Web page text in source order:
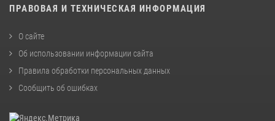
ПРАВОВАЯ И ТЕХНИЧЕСКАЯ ИНФОРМАЦИЯ
О сайте
Об использовании информации сайта
Правила обработки персональных данных
Сообщить об ошибках